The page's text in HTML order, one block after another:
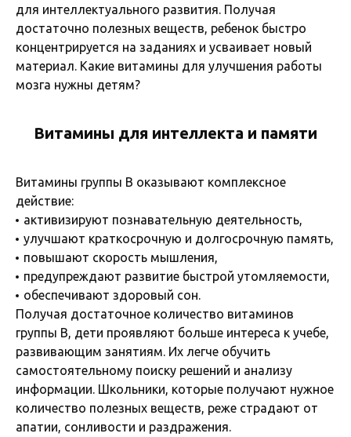
для интеллектуального развития. Получая
достаточно полезных веществ, ребенок быстро
концентрируется на заданиях и усваивает новый
материал. Какие витамины для улучшения работы
мозга нужны детям?
Витамины для интеллекта и памяти
Витамины группы B оказывают комплексное
действие:
активизируют познавательную деятельность,
улучшают краткосрочную и долгосрочную память,
повышают скорость мышления,
предупреждают развитие быстрой утомляемости,
обеспечивают здоровый сон.
Получая достаточное количество витаминов
группы B, дети проявляют больше интереса к учебе,
развивающим занятиям. Их легче обучить
самостоятельному поиску решений и анализу
информации. Школьники, которые получают нужное
количество полезных веществ, реже страдают от
апатии, сонливости и раздражения.